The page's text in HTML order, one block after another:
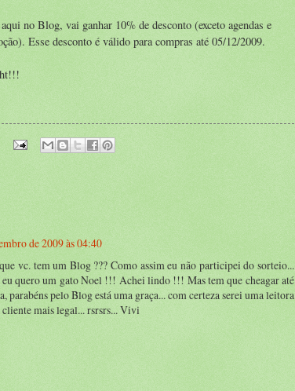
no Blog, vai ganhar 10% de desconto (exceto agendas e
Esse desconto é válido para compras até 05/12/2009.
de 2009 às 04:40
vc. tem um Blog ??? Como assim eu não participei do sorteio...
eu quero um gato Noel !!! Achei lindo !!! Mas tem que cheagar até
parabéns pelo Blog está uma graça... com certeza serei uma leitora
mais legal... rsrsrs... Vivi